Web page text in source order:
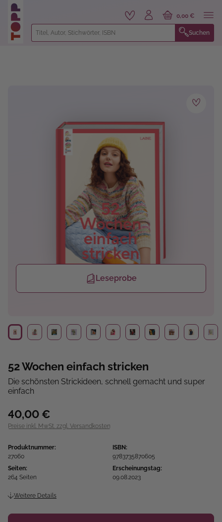
springen
Suchen
0,00 €
Leseprobe
52 Wochen einfach stricken
Die schönsten Strickideen, schnell gemacht und super
einfach
40,00 €
Preise inkl. MwSt. zzgl. Versandkosten
Produktnummer:
27060
ISBN:
9783735870605
Seiten:
264 Seiten
Erscheinungstag:
09.08.2023
Weitere Details